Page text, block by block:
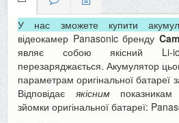
У нас зможете купити
відеокамер Panasonic бренду
являє собою якісний Li-
перезаряджається. Акумулятор
параметрам оригінальної батареї
Відповідає якіснимпоказникам
зйомки оригінальної батареї: